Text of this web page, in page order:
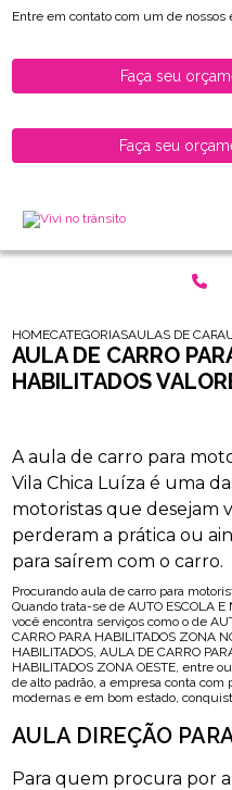
Entre em contato com um de nossos
Faça seu
Faça seu
HOMECATEGORIASAULAS DE
AULA DE CARRO
HABILITADOS
A aula de carro para
Vila Chica Luíza é uma
motoristas que desejam
perderam a prática ou
para saírem com o carro.
Procurando aula de carro para
Quando trata-se de AUTO ESCOLA E
você encontra serviços como o de
CARRO PARA HABILITADOS ZONA
HABILITADOS, AULA DE CARRO
HABILITADOS ZONA OESTE, entre
de alto padrão, a empresa conta
modernas e em bom estado,
AULA DIREÇÃO
Para quem procura por